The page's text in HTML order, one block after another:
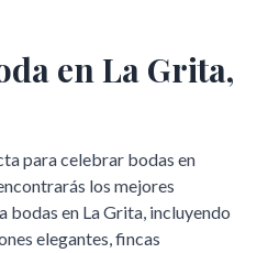
enLa Grita,
para celebrar bodas en
los mejores
bodas en La Grita, incluyendo
elegantes, fincas